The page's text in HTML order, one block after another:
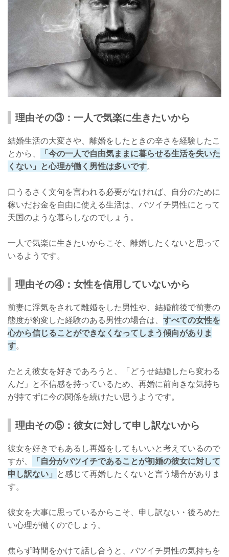
理由その③：一人で気楽に生きたいから
結婚生活の大変さや、離婚をしたときの辛さを経験したこ
とから、
「今の一人で自由気ままに暮らせる生活を失いた
くない」と心理が働く男性は多いです。
口うるさく文句を言われる必要がなければ、自分のために
稼いだお金を自由に使える生活は、バツイチ男性にとって
天国のような暮らしなのでしょう。
一人で気楽に生きたいからこそ、離婚したくないと思って
いるようです。
理由その④：女性を信用していないから
前妻に浮気をされて離婚をした男性や、結婚前後で前妻の
態度が豹変した経験のある男性の場合は、 すべての女性を
心から信じることができなくなってしまう傾向がありま
す。
たとえ彼女を好きであろうと、「どうせ結婚したら変わる
んだ」と不信感を持っているため、再婚に前向きな気持ち
が持てずに今の関係を続けたい思うようです。
理由その⑤：彼女に対して申し訳ないから
彼女を好きでもあるし再婚をしてもいいと考えているので
すが、
「自分がバツイチであることが初婚の彼女に対して
申し訳ない」 と感じて再婚したくないと言う場合がありま
す。
彼女を大事に思っているからこそ、申し訳ない・後ろめた
い心理が働くのでしょう。
焦らず時間をかけて話し合うと、バツイチ男性の気持ちを